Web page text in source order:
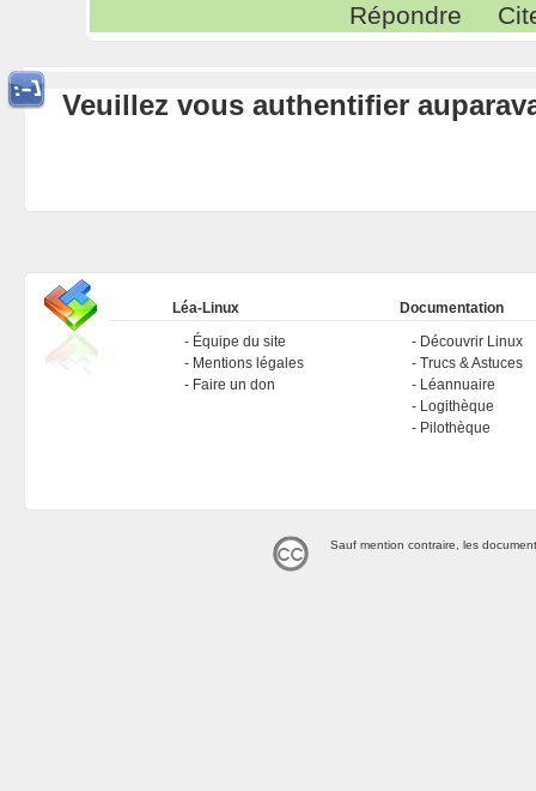
Répondre
Veuillez vous authentifier
Léa-Linux
Équipe du site
Mentions légales
Faire un don
Documentation
Découvrir Linux
Trucs & Astuces
Léannuaire
Logithèque
Pilothèque
Sauf mention contraire, les